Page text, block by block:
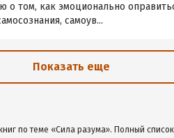
о том, как эмоционально
самоув...
Показать еще
по теме «Сила разума». Полный